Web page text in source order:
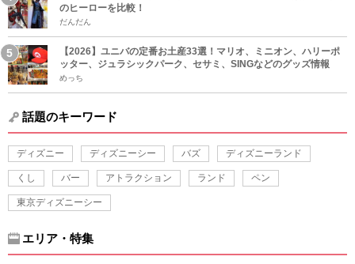
のヒーローを比較！
だんだん
【2026】ユニバの定番お土産33選！マリオ、ミニオン、ハリーポ
ッター、ジュラシックパーク、セサミ、SINGなどのグッズ情報
めっち
話題のキーワード
ディズニー ディズニーシー バズ ディズニーランド
くし バー アトラクション ランド ペン
東京ディズニーシー
エリア・特集